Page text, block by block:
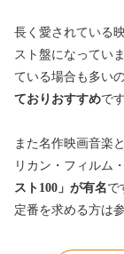
長く愛されている
スト盤になってい
ている場合も多いの
ておりおすすめです
また名作映画音楽
リカン・フィルム
スト100」が有名で
定番を求める方は